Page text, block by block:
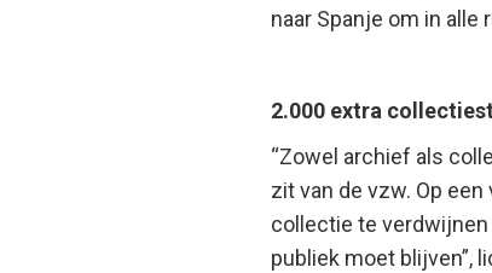
naar Spanje om in alle
2.000 extra
“Zowel archief als
zit van de vzw. Op
collectie te verdwijnen
publiek moet blijven”,